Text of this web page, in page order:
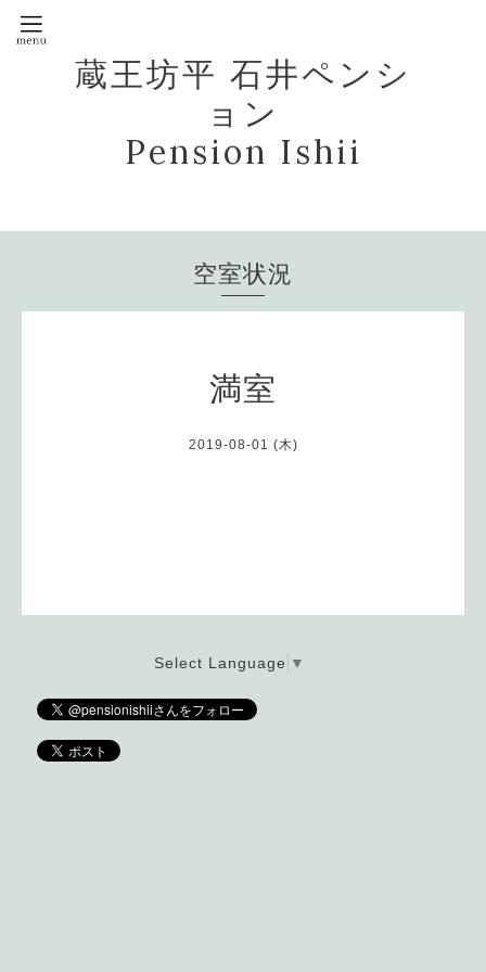
蔵王坊平 石井ペンシ
ョン
Pension Ishii
空室状況
満室
2019-08-01 (木)
Select Language ▼